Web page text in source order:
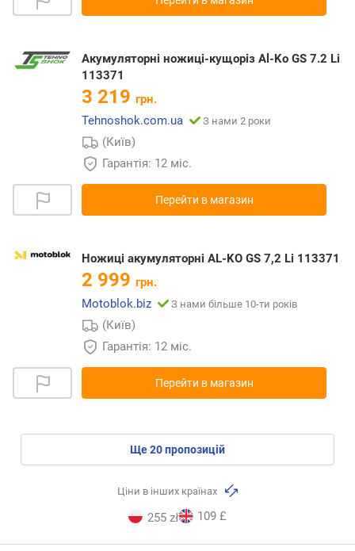
Акумуляторні ножиці-кущоріз Al-Ko GS 7.2 Li
113371
3 219 грн.
Tehnoshok.com.ua
З нами 2 роки
(Київ)
Гарантія: 12 міс.
Перейти в магазин
Ножиці акумуляторні AL-KO GS 7,2 Li 113371
2 999 грн.
Motoblok.biz
З нами більше 10-ти років
(Київ)
Гарантія: 12 міс.
Перейти в магазин
ще20пропозицій
Ціни в інших країнах
255 zł 109 £